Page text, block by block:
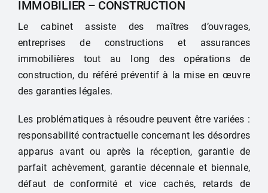
IMMOBILIER – CONSTRUCTION
Le cabinet assiste des maîtres d’ouvrages,
entreprises de constructions et assurances
immobilières tout au long des opérations de
construction, du référé préventif à la mise en œuvre
des garanties légales.
Les problématiques à résoudre peuvent être variées :
responsabilité contractuelle concernant les désordres
apparus avant ou après la réception, garantie de
parfait achèvement, garantie décennale et biennale,
défaut de conformité et vice cachés, retards de